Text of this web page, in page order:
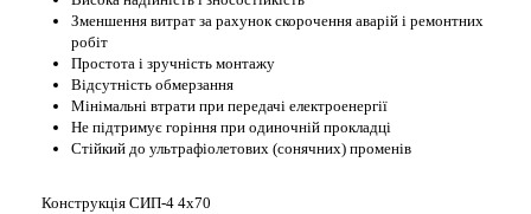
Зменшення витрат за рахунок скорочення аварій і ремонтних
робіт
Простота і зручність монтажу
Відсутність обмерзання
Мінімальні втрати при передачі електроенергії
Не підтримує горіння при одиночній прокладці
Стійкий до ультрафіолетових (сонячних) променів
Конструкція СИП-4 4х70